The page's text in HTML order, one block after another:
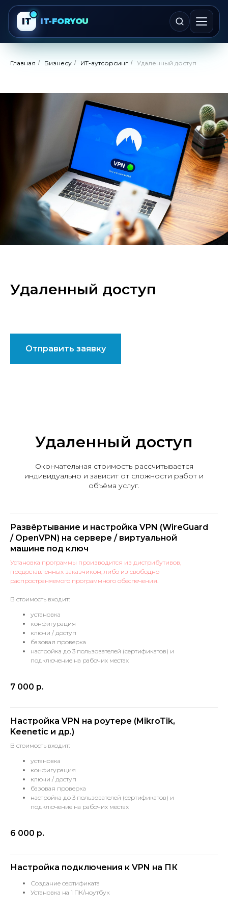
IT IT-FORYOU
Главная / Бизнесу / ИТ-аутсорсинг / Удаленный доступ
Удаленный доступ
Отправить заявку
Удаленный доступ
Окончательная стоимость рассчитывается
индивидуально и зависит от сложности работ и
объёма услуг.
Развёртывание и настройка VPN (WireGuard
/ OpenVPN) на сервере / виртуальной
машине под ключ
Установка программы производится из дистрибутивов,
предоставленных заказчиком, либо из свободно
распространяемого программного обеспечения.
В стоимость входит:
установка
конфигурация
ключи / доступ
базовая проверка
настройка до 3 пользователей (сертификатов) и
подключение на рабочих местах
7 000 р.
Настройка VPN на роутере (MikroTik,
Keenetic и др.)
В стоимость входит:
установка
конфигурация
ключи / доступ
базовая проверка
настройка до 3 пользователей (сертификатов) и
подключение на рабочих местах
6 000 р.
Настройка подключения к VPN на ПК
Создание сертификата
Установка на 1 ПК/ноутбук